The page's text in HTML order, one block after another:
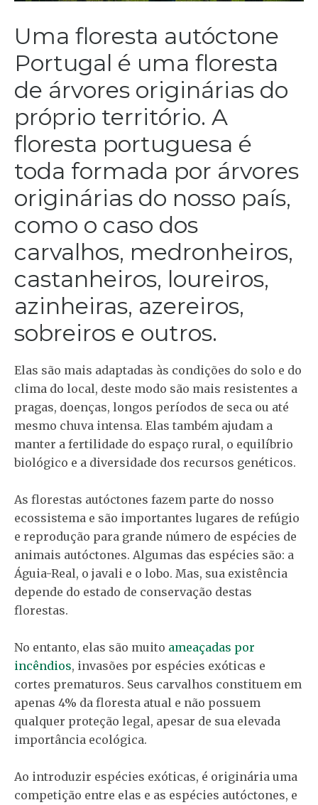
Uma floresta autóctone
Portugal é uma floresta
de árvores originárias do
próprio território. A
floresta portuguesa é
toda formada por árvores
originárias do nosso país,
como o caso dos
carvalhos, medronheiros,
castanheiros, loureiros,
azinheiras, azereiros,
sobreiros e outros.
Elas são mais adaptadas às condições do solo e do
clima do local, deste modo são mais resistentes a
pragas, doenças, longos períodos de seca ou até
mesmo chuva intensa. Elas também ajudam a
manter a fertilidade do espaço rural, o equilíbrio
biológico e a diversidade dos recursos genéticos.
As florestas autóctones fazem parte do nosso
ecossistema e são importantes lugares de refúgio
e reprodução para grande número de espécies de
animais autóctones. Algumas das espécies são: a
Águia-Real, o javali e o lobo. Mas, sua existência
depende do estado de conservação destas
florestas.
No entanto, elas são muito ameaçadas por
incêndios, invasões por espécies exóticas e
cortes prematuros. Seus carvalhos constituem em
apenas 4% da floresta atual e não possuem
qualquer proteção legal, apesar de sua elevada
importância ecológica.
Ao introduzir espécies exóticas, é originária uma
competição entre elas e as espécies autóctones, e